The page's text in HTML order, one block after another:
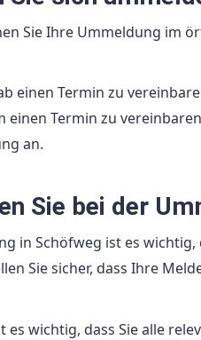
Sie Ihre Ummeldung im
einen Termin zu
einen Termin zu
an.
Sie bei der
in Schöfweg ist es
Sie sicher, dass Ihre
es wichtig, dass Sie alle